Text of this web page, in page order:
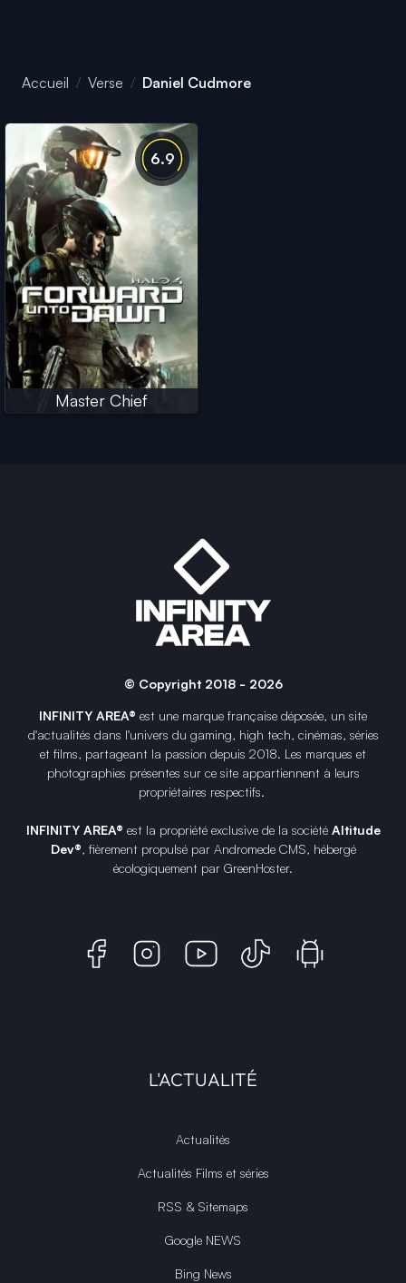
Accueil Verse Daniel Cudmore
6.9
Master Chief
© Copyright 2018 - 2026
INFINITY AREA® est une marque française déposée, un site
d'actualités dans l'univers du gaming, high tech, cinémas, séries
et films, partageant la passion depuis 2018. Les marques et
photographies présentes sur ce site appartiennent à leurs
propriétaires respectifs.
INFINITY AREA® est la propriété exclusive de la société Altitude
Dev®, fièrement propulsé par Andromede CMS, hébergé
écologiquement par GreenHoster.
L'ACTUALITÉ
Actualités
Actualités Films et séries
RSS & Sitemaps
Google NEWS
Bing News